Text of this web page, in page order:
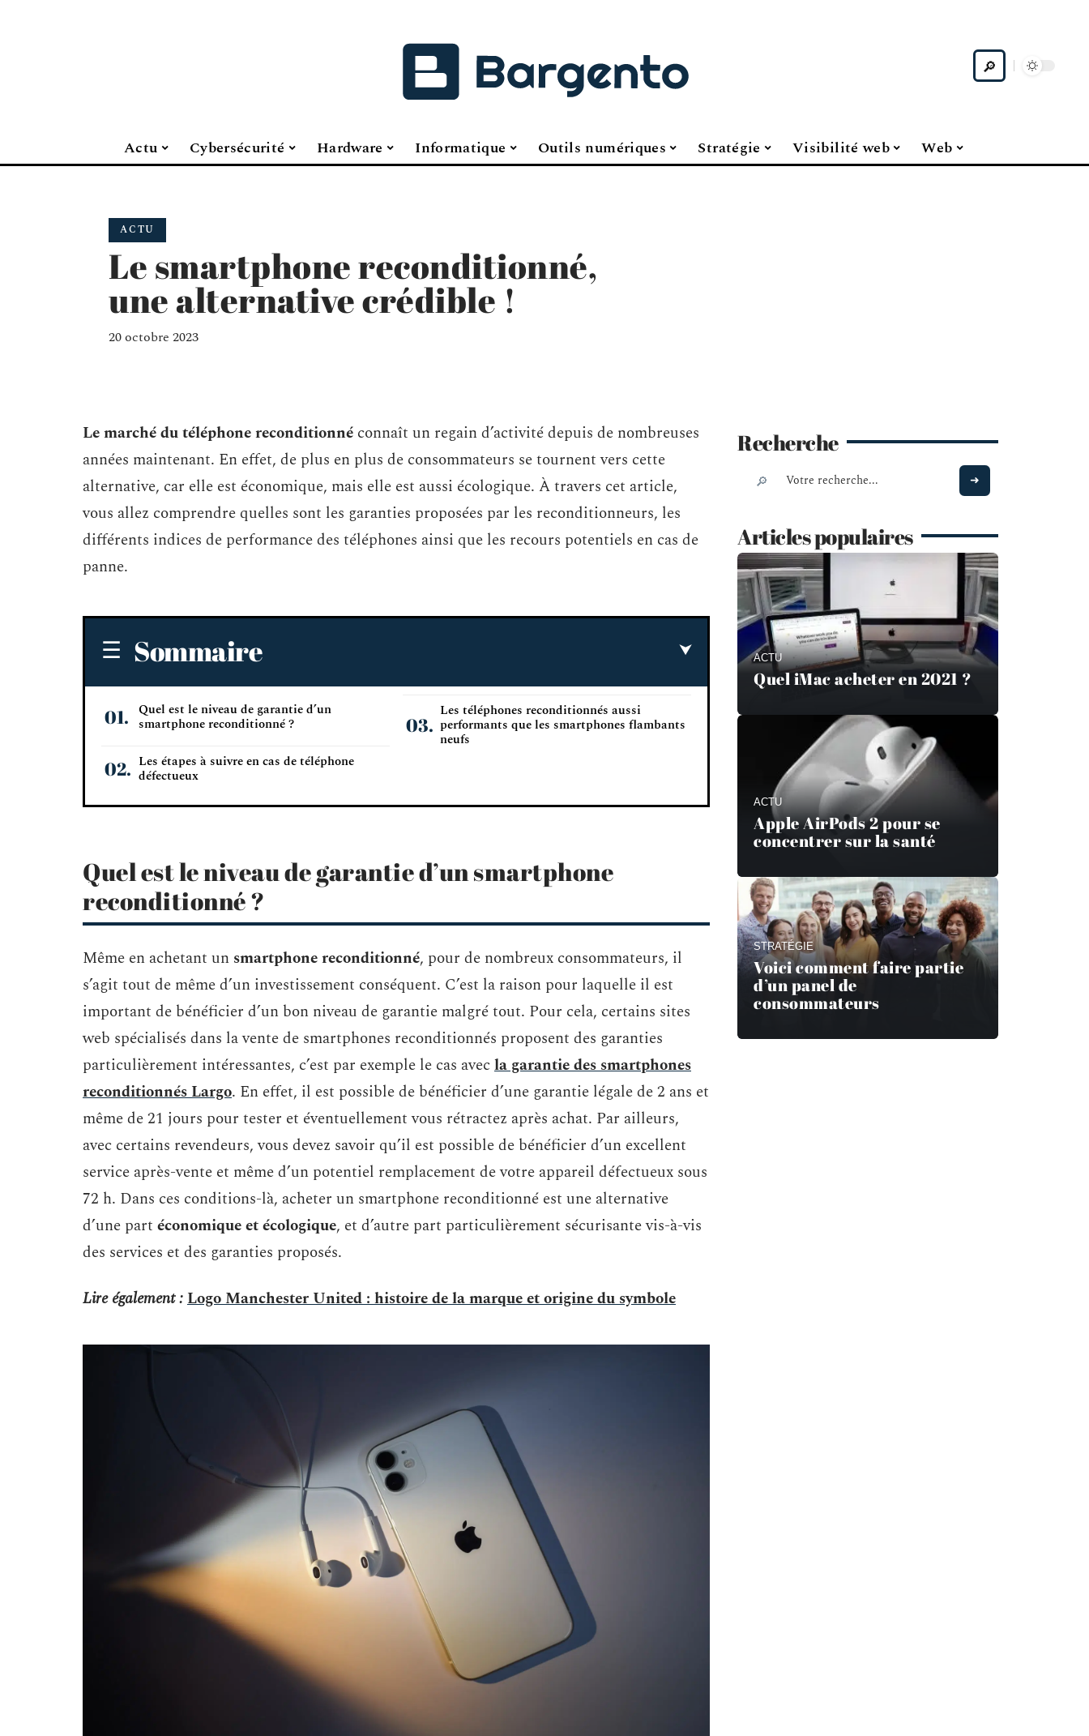
Actu Cybersécurité Hardware Informatique Outils numériques Stratégie Visibilité web Web
ACTU
Le smartphone reconditionné,
une alternative crédible !
20 octobre 2023
Le marché du téléphone reconditionné connaît un regain d’activité depuis de nombreuses
années maintenant. En effet, de plus en plus de consommateurs se tournent vers cette
alternative, car elle est économique, mais elle est aussi écologique. À travers cet article,
vous allez comprendre quelles sont les garanties proposées par les reconditionneurs, les
différents indices de performance des téléphones ainsi que les recours potentiels en cas de
panne.
Sommaire
Quel est le niveau de garantie d’un
smartphone reconditionné ?
Les étapes à suivre en cas de téléphone
défectueux
Les téléphones reconditionnés aussi
performants que les smartphones flambants
neufs
Quel est le niveau de garantie d’un smartphone
reconditionné ?
Même en achetant un smartphone reconditionné, pour de nombreux consommateurs, il
s’agit tout de même d’un investissement conséquent. C’est la raison pour laquelle il est
important de bénéficier d’un bon niveau de garantie malgré tout. Pour cela, certains sites
web spécialisés dans la vente de smartphones reconditionnés proposent des garanties
particulièrement intéressantes, c’est par exemple le cas avecla garantie des smartphones
reconditionnés Largo. En effet, il est possible de bénéficier d’une garantie légale de 2 ans et
même de 21 jours pour tester et éventuellement vous rétractez après achat. Par ailleurs,
avec certains revendeurs, vous devez savoir qu’il est possible de bénéficier d’un excellent
service après-vente et même d’un potentiel remplacement de votre appareil défectueux sous
72 h. Dans ces conditions-là, acheter un smartphone reconditionné est une alternative
d’une part économique et écologique, et d’autre part particulièrement sécurisante vis-à-vis
des services et des garanties proposés.
Lire également :Logo Manchester United : histoire de la marque et origine du symbole
Recherche
Articles populaires
ACTU
Quel iMac acheter en 2021 ?
ACTU
Apple AirPods 2 pour se
concentrer sur la santé
STRATÉGIE
Voici comment faire partie
d’un panel de
consommateurs